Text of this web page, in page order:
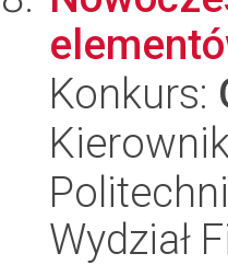
Konkurs:
Wydział